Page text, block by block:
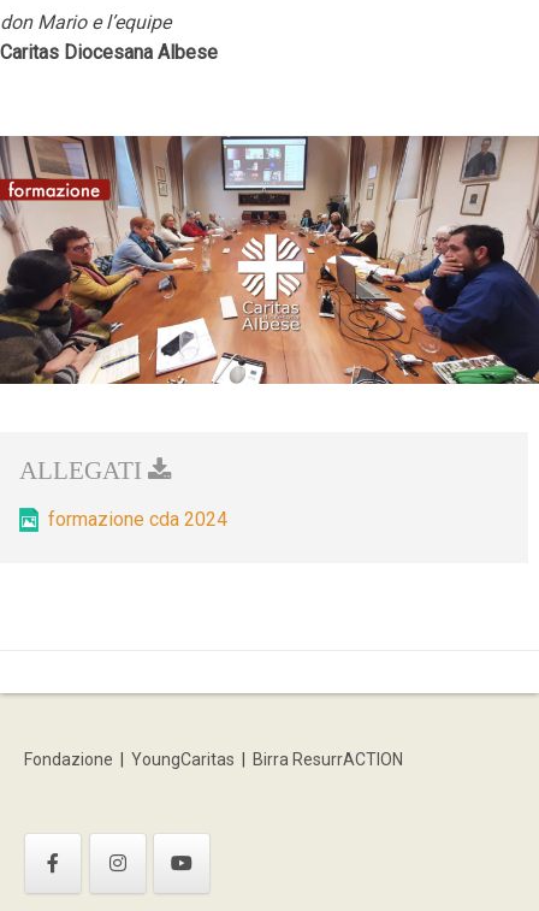
don Mario e l’equipe
Caritas Diocesana Albese
formazione cda 2024
Fondazione YoungCaritas Birra ResurrACTION